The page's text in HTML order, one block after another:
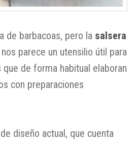
de barbacoas, pero la salsera
nos parece un utensilio útil para
de forma habitual elaboran
con preparaciones
diseño actual, que cuenta